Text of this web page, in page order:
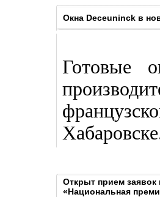
Окна Deceuninck в
Готовые
Открыт прием заявок
«Национальная